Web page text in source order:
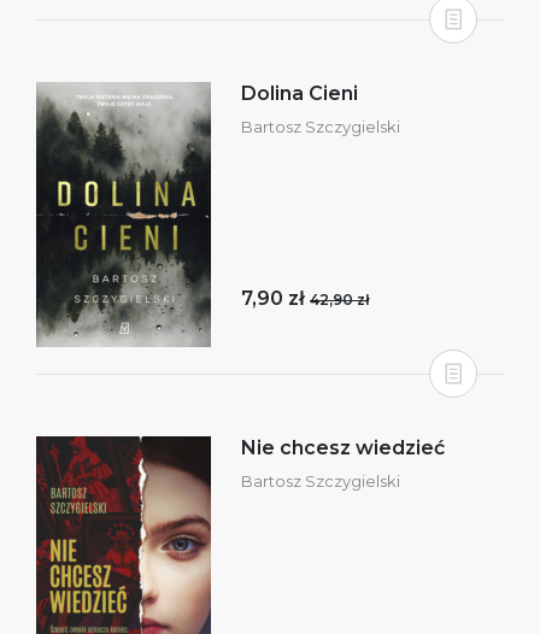
Dolina Cieni
Bartosz Szczygielski
7,90 zł 42,90 zł
Nie chcesz wiedzieć
Bartosz Szczygielski